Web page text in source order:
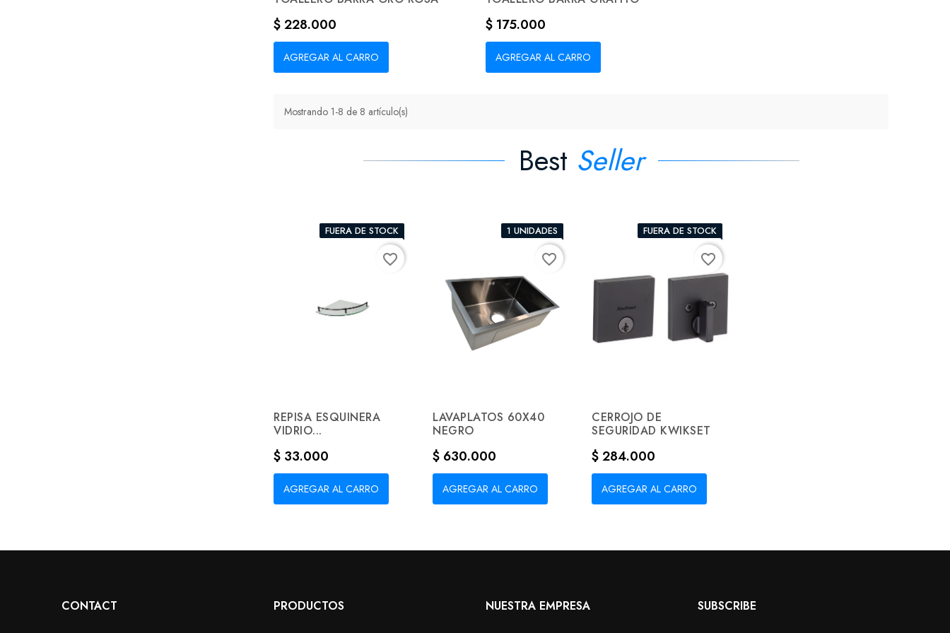
Precio
$ 228.000
AGREGAR AL CARRO
Precio
$ 175.000
AGREGAR AL CARRO
Mostrando 1-8 de 8 artículo(s)
Best Seller
FUERA DE STOCK
REPISA ESQUINERA
VIDRIO...
Precio
$ 33.000
AGREGAR AL CARRO
favorite_border
1 UNIDADES
LAVAPLATOS 60X40
NEGRO
Precio
$ 630.000
AGREGAR AL CARRO
favorite_border
FUERA DE STOCK
CERROJO DE
SEGURIDAD KWIKSET
Precio
$ 284.000
AGREGAR AL CARRO
favorite_border
CONTACT PRODUCTOS NUESTRA EMPRESA SUBSCRIBE